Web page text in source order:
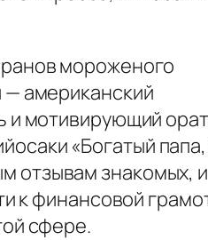
мороженого
— американский
и мотивирующий
«Богатый
отзывам знакомых, и
к финансовой
сфере.